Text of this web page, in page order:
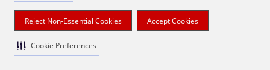
Reject Non-Essential Cookies Accept Cookies
Cookie Preferences